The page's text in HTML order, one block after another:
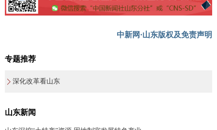
中新网·山东版权及免责声明
专题推荐
深化改革看山东
山东新闻